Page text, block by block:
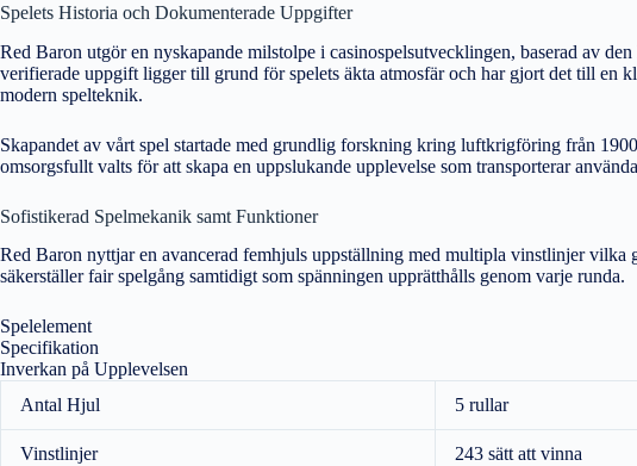
Spelets Historia och Dokumenterade Uppgifter
Red Baron utgör en nyskapande milstolpe i casinospelsutvecklingen, baserad av
verifierade uppgift ligger till grund för spelets äkta atmosfär och har gjort det till en
modern spelteknik.
Skapandet av vårt spel startade med grundlig forskning kring luftkrigföring från
omsorgsfullt valts för att skapa en uppslukande upplevelse som transporterar
Sofistikerad Spelmekanik samt Funktioner
Red Baron nyttjar en avancerad femhjuls uppställning med multipla vinstlinjer vilka
säkerställer fair spelgång samtidigt som spänningen upprätthålls genom varje runda.
Spelelement
Specifikation
Inverkan på Upplevelsen
Antal Hjul
5 rullar
Vinstlinjer 243 sätt att vinna